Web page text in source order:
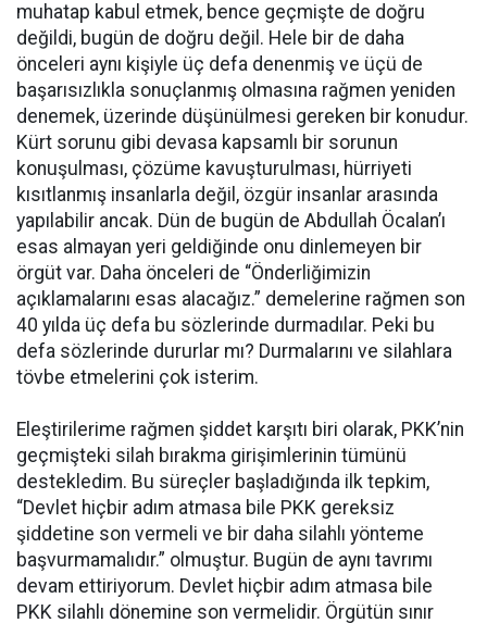
muhatap kabul etmek, bence geçmişte de doğru
değildi, bugün de doğru değil. Hele bir de daha
önceleri aynı kişiyle üç defa denenmiş ve üçü de
başarısızlıkla sonuçlanmış olmasına rağmen yeniden
denemek, üzerinde düşünülmesi gereken bir konudur.
Kürt sorunu gibi devasa kapsamlı bir sorunun
konuşulması, çözüme kavuşturulması, hürriyeti
kısıtlanmış insanlarla değil, özgür insanlar arasında
yapılabilir ancak. Dün de bugün de Abdullah Öcalan’ı
esas almayan yeri geldiğinde onu dinlemeyen bir
örgüt var. Daha önceleri de “Önderliğimizin
açıklamalarını esas alacağız.” demelerine rağmen son
40 yılda üç defa bu sözlerinde durmadılar. Peki bu
defa sözlerinde dururlar mı? Durmalarını ve silahlara
tövbe etmelerini çok isterim.
Eleştirilerime rağmen şiddet karşıtı biri olarak, PKK’nin
geçmişteki silah bırakma girişimlerinin tümünü
destekledim. Bu süreçler başladığında ilk tepkim,
“Devlet hiçbir adım atmasa bile PKK gereksiz
şiddetine son vermeli ve bir daha silahlı yönteme
başvurmamalıdır.” olmuştur. Bugün de aynı tavrımı
devam ettiriyorum. Devlet hiçbir adım atmasa bile
PKK silahlı dönemine son vermelidir. Örgütün sınır